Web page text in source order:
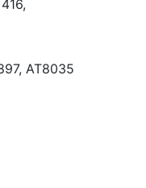
AT8035